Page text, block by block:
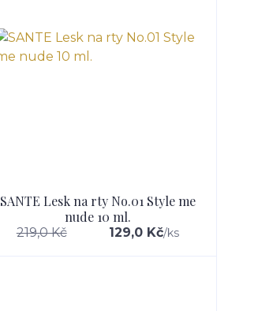
SANTE Lesk na rty No.01 Style me
nude 10 ml.
219,0 Kč 129,0 Kč/ks